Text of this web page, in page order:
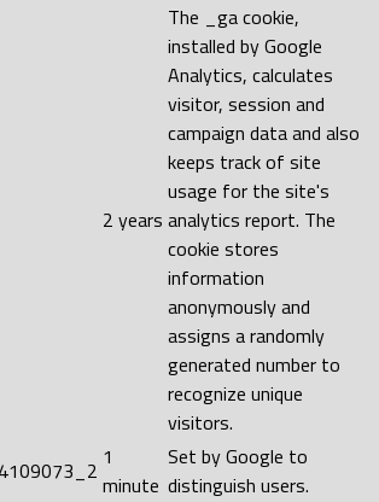
2 years
The _ga cookie,
installed by Google
Analytics, calculates
visitor, session and
campaign data and also
keeps track of site
usage for the site's
analytics report. The
cookie stores
information
anonymously and
assigns a randomly
generated number to
recognize unique
visitors.
1
minute
Set by Google to
distinguish users.